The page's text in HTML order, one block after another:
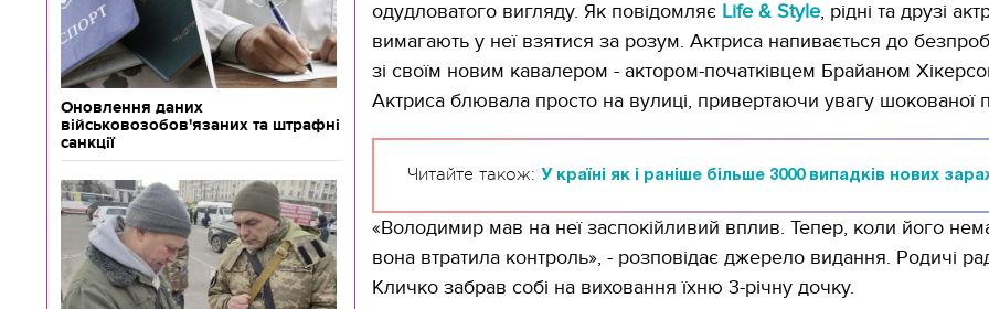
Оновлення даних
військовозобов'язаних та штрафні
санкції
одудловатого вигляду. Як повідомляє Life & Style, рідні та друзі
вимагають у неї взятися за розум. Актриса напивається до
зі своїм новим кавалером - актором-початківцем Брайаном
Актриса блювала просто на вулиці, привертаючи увагу шокованої
Читайте також: У країні як і раніше більше 3000 випадків нових
«Володимир мав на неї заспокійливий вплив. Тепер, коли його
вона втратила контроль», - розповідає джерело видання. Родичі
Кличко забрав собі на виховання їхню 3-річну дочку.